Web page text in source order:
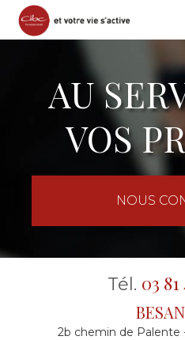
AU
VOS
NOUS
Tél. 03
2b chemin de Palente